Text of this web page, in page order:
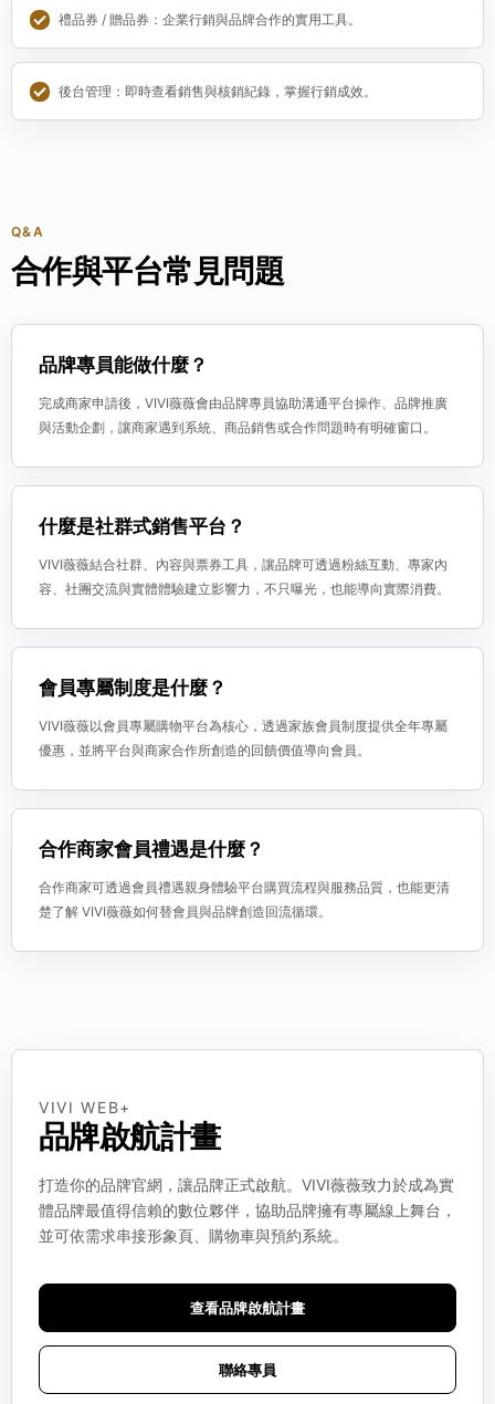
禮品券 / 贈品券：企業行銷與品牌合作的實用工具。
後台管理：即時查看銷售與核銷紀錄，掌握行銷成效。
Q&A
合作與平台常見問題
品牌專員能做什麼？
完成商家申請後，VIVI薇薇會由品牌專員協助溝通平台操作、品牌推廣
與活動企劃，讓商家遇到系統、商品銷售或合作問題時有明確窗口。
什麼是社群式銷售平台？
VIVI薇薇結合社群、內容與票券工具，讓品牌可透過粉絲互動、專家內
容、社團交流與實體體驗建立影響力，不只曝光，也能導向實際消費。
會員專屬制度是什麼？
VIVI薇薇以會員專屬購物平台為核心，透過家族會員制度提供全年專屬
優惠，並將平台與商家合作所創造的回饋價值導向會員。
合作商家會員禮遇是什麼？
合作商家可透過會員禮遇親身體驗平台購買流程與服務品質，也能更清
楚了解 VIVI薇薇如何替會員與品牌創造回流循環。
VIVI WEB+
品牌啟航計畫
打造你的品牌官網，讓品牌正式啟航。VIVI薇薇致力於成為實
體品牌最值得信賴的數位夥伴，協助品牌擁有專屬線上舞台，
並可依需求串接形象頁、購物車與預約系統。
查看品牌啟航計畫
聯絡專員